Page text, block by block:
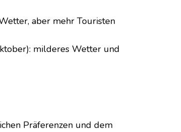
aber mehr Touristen
milderes Wetter und
Präferenzen und dem